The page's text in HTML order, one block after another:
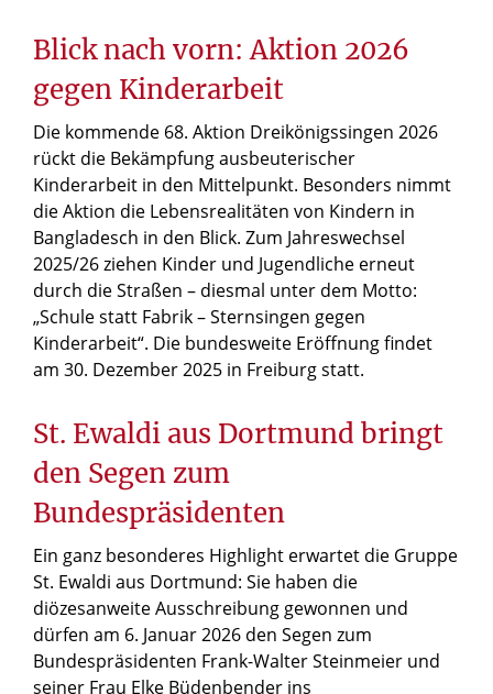
Blick nach vorn: Aktion 2026
gegen Kinderarbeit
Die kommende 68. Aktion Dreikönigssingen 2026
rückt die Bekämpfung ausbeuterischer
Kinderarbeit in den Mittelpunkt. Besonders nimmt
die Aktion die Lebensrealitäten von Kindern in
Bangladesch in den Blick. Zum Jahreswechsel
2025/26 ziehen Kinder und Jugendliche erneut
durch die Straßen – diesmal unter dem Motto:
„Schule statt Fabrik – Sternsingen gegen
Kinderarbeit“. Die bundesweite Eröffnung findet
am 30. Dezember 2025 in Freiburg statt.
St. Ewaldi aus Dortmund bringt
den Segen zum
Bundespräsidenten
Ein ganz besonderes Highlight erwartet die Gruppe
St. Ewaldi aus Dortmund: Sie haben die
diözesanweite Ausschreibung gewonnen und
dürfen am 6. Januar 2026 den Segen zum
Bundespräsidenten Frank-Walter Steinmeier und
seiner Frau Elke Büdenbender ins